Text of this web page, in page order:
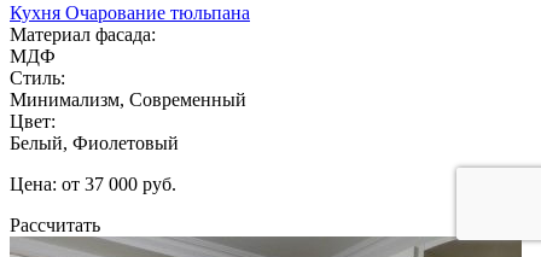
Кухня Очарование тюльпана
Материал фасада:
МДФ
Стиль:
Минимализм, Современный
Цвет:
Белый, Фиолетовый
Цена: от 37 000 руб.
Рассчитать